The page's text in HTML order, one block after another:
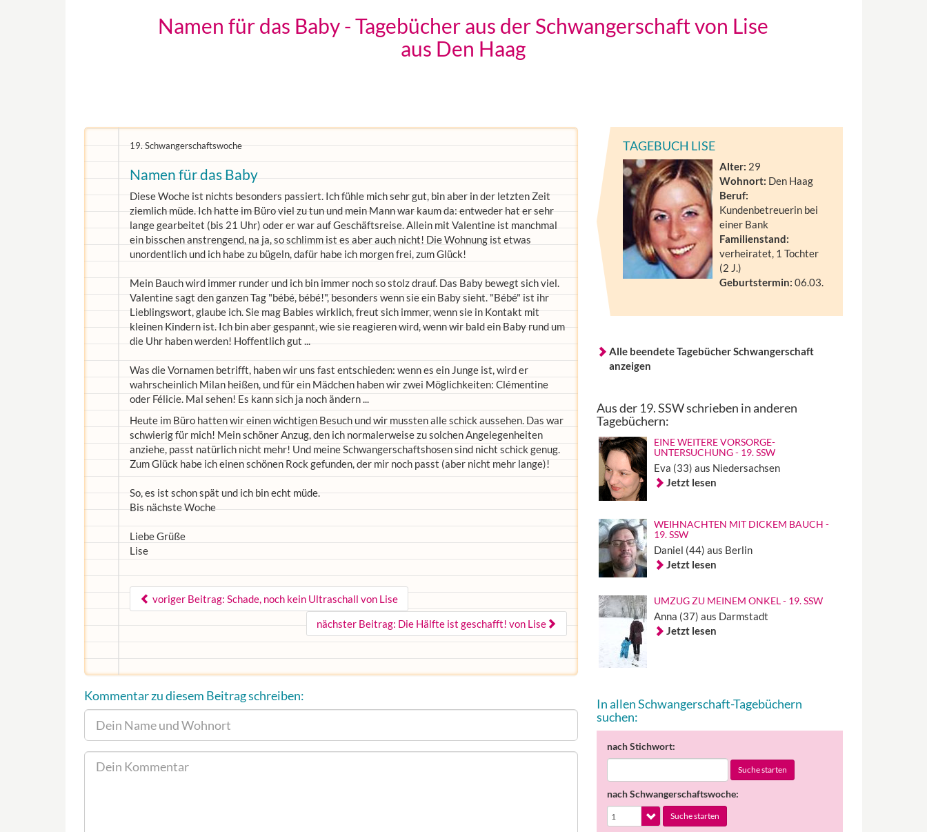
Namen für das Baby - Tagebücher aus der Schwangerschaft von Lise
aus Den Haag
19. Schwangerschaftswoche
Namen für das Baby
Diese Woche ist nichts besonders passiert. Ich fühle mich sehr gut, bin aber in der letzten Zeit
ziemlich müde. Ich hatte im Büro viel zu tun und mein Mann war kaum da: entweder hat er sehr
lange gearbeitet (bis 21 Uhr) oder er war auf Geschäftsreise. Allein mit Valentine ist manchmal
ein bisschen anstrengend, na ja, so schlimm ist es aber auch nicht! Die Wohnung ist etwas
unordentlich und ich habe zu bügeln, dafür habe ich morgen frei, zum Glück!
Mein Bauch wird immer runder und ich bin immer noch so stolz drauf. Das Baby bewegt sich viel.
Valentine sagt den ganzen Tag "bébé, bébé!", besonders wenn sie ein Baby sieht. "Bébé" ist ihr
Lieblingswort, glaube ich. Sie mag Babies wirklich, freut sich immer, wenn sie in Kontakt mit
kleinen Kindern ist. Ich bin aber gespannt, wie sie reagieren wird, wenn wir bald ein Baby rund um
die Uhr haben werden! Hoffentlich gut ...
Was die Vornamen betrifft, haben wir uns fast entschieden: wenn es ein Junge ist, wird er
wahrscheinlich Milan heißen, und für ein Mädchen haben wir zwei Möglichkeiten: Clémentine
oder Félicie. Mal sehen! Es kann sich ja noch ändern ...
Heute im Büro hatten wir einen wichtigen Besuch und wir mussten alle schick aussehen. Das war
schwierig für mich! Mein schöner Anzug, den ich normalerweise zu solchen Angelegenheiten
anziehe, passt natürlich nicht mehr! Und meine Schwangerschaftshosen sind nicht schick genug.
Zum Glück habe ich einen schönen Rock gefunden, der mir noch passt (aber nicht mehr lange)!
So, es ist schon spät und ich bin echt müde.
Bis nächste Woche
Liebe Grüße
Lise
voriger Beitrag: Schade, noch kein Ultraschall von Lise
nächster Beitrag: Die Hälfte ist geschafft! von Lise
Kommentar zu diesem Beitrag schreiben:
TAGEBUCH LISE
Alter: 29
Wohnort: Den Haag
Beruf:
Kundenbetreuerin bei
einer Bank
Familienstand:
verheiratet, 1 Tochter
(2 J.)
Geburtstermin: 06.03.
Alle beendete Tagebücher Schwangerschaft
anzeigen
Aus der 19. SSW schrieben in anderen
Tagebüchern:
EINE WEITERE VORSORGE-
UNTERSUCHUNG - 19. SSW
Eva (33) aus Niedersachsen
Jetzt lesen
WEIHNACHTEN MIT DICKEM BAUCH -
19. SSW
Daniel (44) aus Berlin
Jetzt lesen
UMZUG ZU MEINEM ONKEL - 19. SSW
Anna (37) aus Darmstadt
Jetzt lesen
In allen Schwangerschaft-Tagebüchern
suchen:
nach Stichwort:
Suche starten
nach Schwangerschaftswoche:
Suche starten